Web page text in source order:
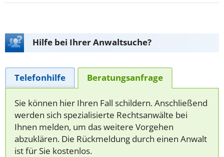
Hilfe bei Ihrer Anwaltsuche?
Telefonhilfe Beratungsanfrage
Sie können hier Ihren Fall schildern. Anschließend
werden sich spezialisierte Rechtsanwälte bei
Ihnen melden, um das weitere Vorgehen
abzuklären. Die Rückmeldung durch einen Anwalt
ist für Sie kostenlos.